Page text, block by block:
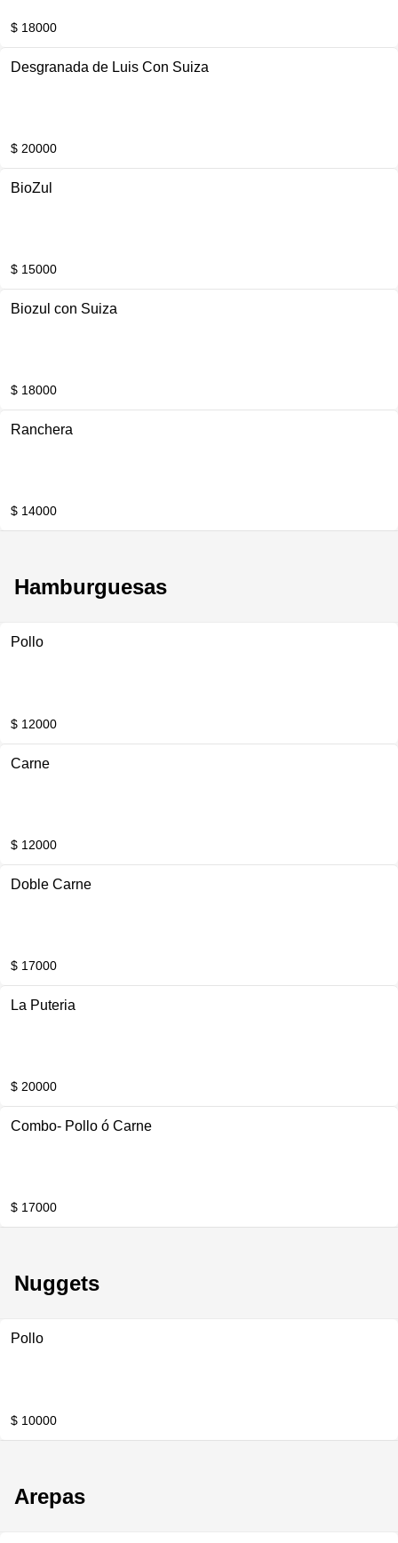
$ 18000
Desgranada de Luis Con Suiza
$ 20000
BioZul
$ 15000
Biozul con Suiza
$ 18000
Ranchera
$ 14000
Hamburguesas
Pollo
$ 12000
Carne
$ 12000
Doble Carne
$ 17000
La Puteria
$ 20000
Combo- Pollo ó Carne
$ 17000
Nuggets
Pollo
$ 10000
Arepas